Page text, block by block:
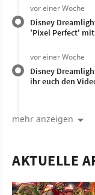
vor einer Woche
Disney
'Pixel Perfect'
vor einer Woche
Disney
ihr euch den
mehr anzeigen
AKTUELLE